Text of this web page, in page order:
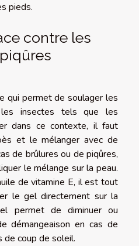
pieds.
contre les
qui permet de soulager les
insectes tels que les
dans ce contexte, il faut
et le mélanger avec de
de brûlures ou de piqûres,
le mélange sur la peau.
de vitamine E, il est tout
le gel directement sur la
permet de diminuer ou
démangeaison en cas de
de coup de soleil.